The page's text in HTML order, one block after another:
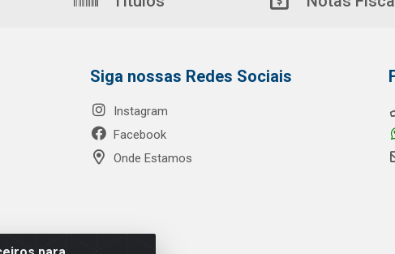
Siga nossas Redes Sociais
Instagram
Facebook
Onde Estamos